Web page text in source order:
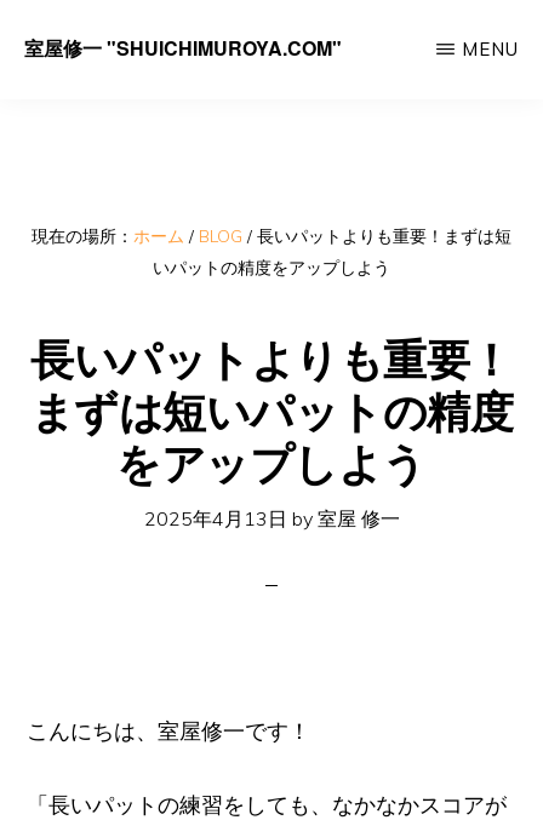
室屋修一 "SHUICHIMUROYA.COM"
ー
屋
修
一
MENU
現在の場所： ホーム / BLOG / 長いパットよりも重要！まずは短
いパットの精度をアップしよう
長いパットよりも重要！
まずは短いパットの精度
をアップしよう
2025年4月13日 by 室屋 修一
こんにちは、室屋修一です！
「長いパットの練習をしても、なかなかスコアが